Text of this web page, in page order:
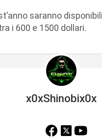
saranno
i 600 e 1500 dollari.
x0xShinobix0x